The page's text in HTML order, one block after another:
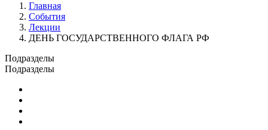
Главная
События
Лекции
ДЕНЬ ГОСУДАРСТВЕННОГО ФЛАГА РФ
Подразделы
Подразделы